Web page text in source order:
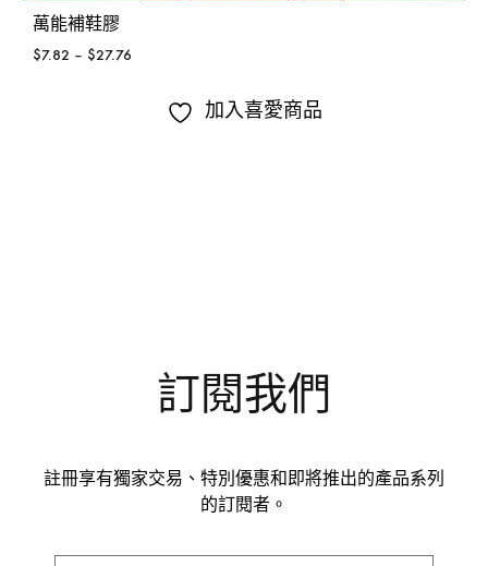
萬能補鞋膠
$7.82 – $27.76
加入喜愛商品
訂閱我們
註冊享有獨家交易、特別優惠和即將推出的產品系列
的訂閱者。